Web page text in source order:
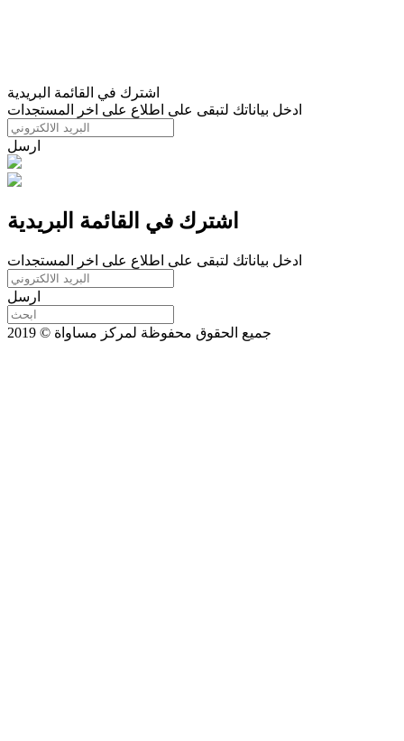
اشترك في القائمة البريدية
ادخل بياناتك لتبقى على اطلاع على اخر المستجدات
ارسل
اشترك في القائمة البريدية
ادخل بياناتك لتبقى على اطلاع على اخر المستجدات
ارسل
جميع الحقوق محفوظة لمركز مساواة © 2019